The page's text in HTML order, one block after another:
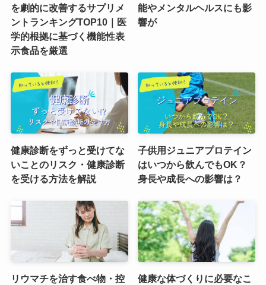
を劇的に改善するサプリメ
ントランキングTOP10｜医
学的根拠に基づく機能性表
示食品を厳選
能やメンタルヘルスにも影
響が
健康診断をずっと受けてな
いことのリスク・健康診断
を受ける方法を解説
子供用ジュニアプロテイン
はいつから飲んでもOK？
身長や成長への影響は？
リウマチを治す食べ物・控
健康な体づくりに必要なこ